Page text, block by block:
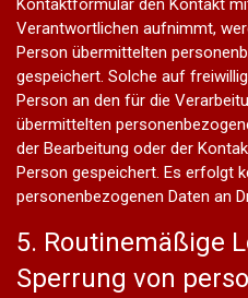
Kontaktformular den Kontakt
Verantwortlichen aufnimmt,
Person übermittelten
gespeichert. Solche auf
Person an den für die
übermittelten
der Bearbeitung oder der
Person gespeichert. Es erfolgt
personenbezogenen Daten an
5. Routinemäßige
Sperrung von